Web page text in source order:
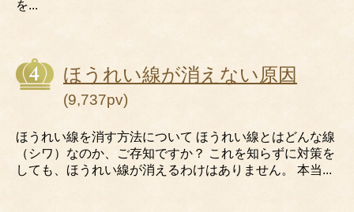
を...
ほうれい線が消えない原因
(9,737pv)
ほうれい線を消す方法について ほうれい線とはどんな線
（シワ）なのか、ご存知ですか？ これを知らずに対策を
しても、ほうれい線が消えるわけはありません。 本当...